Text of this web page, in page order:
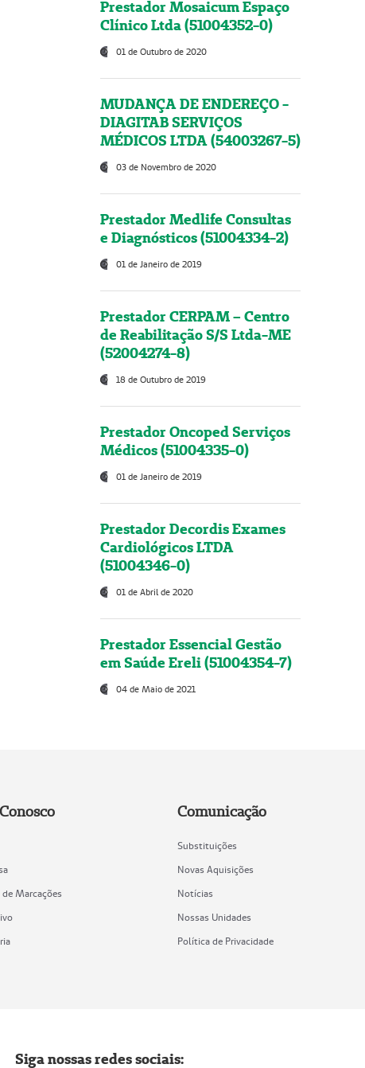
Prestador Mosaicum Espaço
Clínico Ltda (51004352-0)
01 de Outubro de 2020
MUDANÇA DE ENDEREÇO -
DIAGITAB SERVIÇOS
MÉDICOS LTDA (54003267-5)
03 de Novembro de 2020
Prestador Medlife Consultas
e Diagnósticos (51004334-2)
01 de Janeiro de 2019
Prestador CERPAM – Centro
de Reabilitação S/S Ltda-ME
(52004274-8)
18 de Outubro de 2019
Prestador Oncoped Serviços
Médicos (51004335-0)
01 de Janeiro de 2019
Prestador Decordis Exames
Cardiológicos LTDA
(51004346-0)
01 de Abril de 2020
Prestador Essencial Gestão
em Saúde Ereli (51004354-7)
04 de Maio de 2021
Marcações
Comunicação
Substituições
Novas Aquisições
Notícias
Nossas Unidades
Política de Privacidade
Siga nossas redes sociais: